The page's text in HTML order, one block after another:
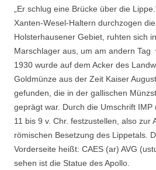
„Er schlug eine Brücke über die
Xanten-Wesel-Haltern durchzogen
Holsterhausener Gebiet, ruhten sich
Marschlager aus, um am andern Tag
1930 wurde auf dem Acker des
Goldmünze aus der Zeit Kaiser
gefunden, die in der gallischen
geprägt war. Durch die Umschrift
11 bis 9 v. Chr. festzustellen, also zur
römischen Besetzung des Lippetals.
Vorderseite heißt: CAES (ar) AVG
sehen ist die Statue des Apollo.